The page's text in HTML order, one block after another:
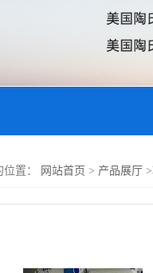
置： 网站首页 > 产品展厅 >